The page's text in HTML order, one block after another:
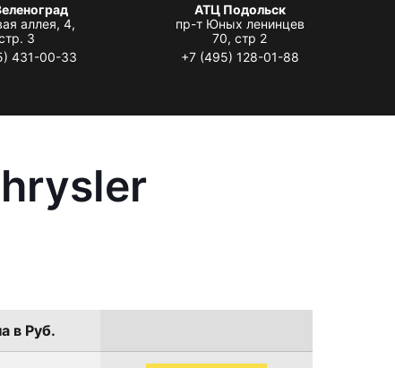
аллея, 4,
3
431-00-33
АТЦ Подольск
пр-т Юных ленинцев
70, стр 2
+7 (495) 128-01-88
в Руб.